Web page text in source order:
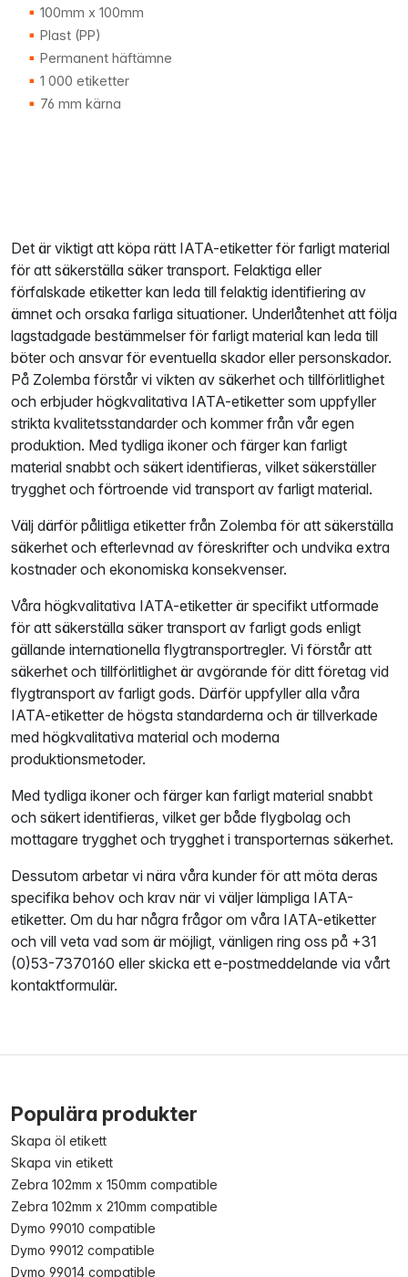
100mm x 100mm
Plast (PP)
Permanent häftämne
1 000 etiketter
76 mm kärna
Det är viktigt att köpa rätt IATA-etiketter för farligt material
för att säkerställa säker transport. Felaktiga eller
förfalskade etiketter kan leda till felaktig identifiering av
ämnet och orsaka farliga situationer. Underlåtenhet att följa
lagstadgade bestämmelser för farligt material kan leda till
böter och ansvar för eventuella skador eller personskador.
På Zolemba förstår vi vikten av säkerhet och tillförlitlighet
och erbjuder högkvalitativa IATA-etiketter som uppfyller
strikta kvalitetsstandarder och kommer från vår egen
produktion. Med tydliga ikoner och färger kan farligt
material snabbt och säkert identifieras, vilket säkerställer
trygghet och förtroende vid transport av farligt material.
Välj därför pålitliga etiketter från Zolemba för att säkerställa
säkerhet och efterlevnad av föreskrifter och undvika extra
kostnader och ekonomiska konsekvenser.
Våra högkvalitativa IATA-etiketter är specifikt utformade
för att säkerställa säker transport av farligt gods enligt
gällande internationella flygtransportregler. Vi förstår att
säkerhet och tillförlitlighet är avgörande för ditt företag vid
flygtransport av farligt gods. Därför uppfyller alla våra
IATA-etiketter de högsta standarderna och är tillverkade
med högkvalitativa material och moderna
produktionsmetoder.
Med tydliga ikoner och färger kan farligt material snabbt
och säkert identifieras, vilket ger både flygbolag och
mottagare trygghet och trygghet i transporternas säkerhet.
Dessutom arbetar vi nära våra kunder för att möta deras
specifika behov och krav när vi väljer lämpliga IATA-
etiketter. Om du har några frågor om våra IATA-etiketter
och vill veta vad som är möjligt, vänligen ring oss på +31
(0)53-7370160 eller skicka ett e-postmeddelande via vårt
kontaktformulär.
Populära produkter
Skapa öl etikett
Skapa vin etikett
Zebra 102mm x 150mm compatible
Zebra 102mm x 210mm compatible
Dymo 99010 compatible
Dymo 99012 compatible
Dymo 99014 compatible